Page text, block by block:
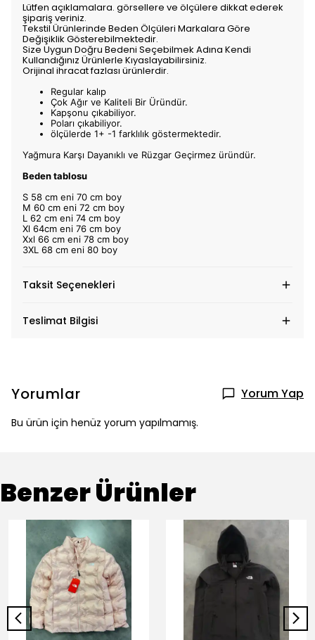
Lütfen açıklamalara. görsellere ve ölçülere dikkat ederek
şipariş veriniz.
Tekstil Ürünlerinde Beden Ölçüleri Markalara Göre
Değişiklik Gösterebilmektedir.
Size Uygun Doğru Bedeni Seçebilmek Adına Kendi
Kullandığınız Ürünlerle Kıyaslayabilirsiniz.
Orijinal ihracat fazlası ürünlerdir.
Regular kalıp
Çok Ağır ve Kaliteli Bir Üründür.
Kapşonu çıkabiliyor.
Poları çıkabiliyor.
ölçülerde 1+ -1 farklılık göstermektedir.
Yağmura Karşı Dayanıklı ve Rüzgar Geçirmez üründür.
Beden tablosu
S 58 cm eni 70 cm boy
M 60 cm eni 72 cm boy
L 62 cm eni 74 cm boy
Xl 64cm eni 76 cm boy
Xxl 66 cm eni 78 cm boy
3XL 68 cm eni 80 boy
Taksit Seçenekleri
Teslimat Bilgisi
Yorumlar Yorum Yap
Bu ürün için henüz yorum yapılmamış.
Benzer Ürünler